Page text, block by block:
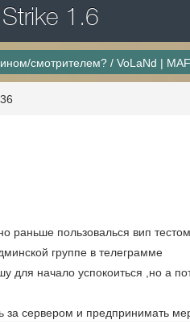
1.6
смотрителем? /VoLaNd |
раньше пользовалься вип тестом
группе в телеграмме
для начало успокоиться ,но а
за сервером и предпринимать